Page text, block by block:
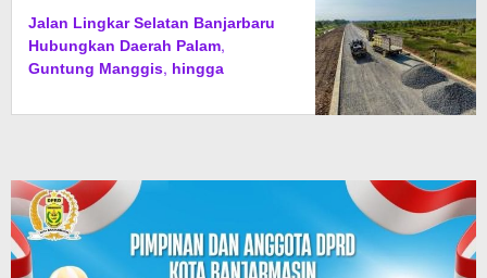
Jalan Lingkar Selatan Banjarbaru
Hubungkan Daerah Palam,
Guntung Manggis, hingga
dan Buka Kawasan Baru